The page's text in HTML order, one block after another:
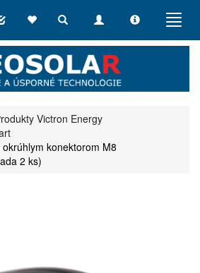
Toggle
Toggle
Toggle
Victron Energy
konektorom M8
2 ks)